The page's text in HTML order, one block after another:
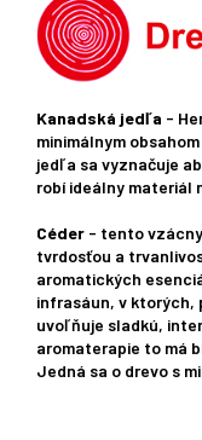
Kanadská jedľa -
minimálnym
jedľa sa vyznačuje
robí ideálny materiál
Céder - tento
tvrdosťou a
aromatických
infrasáun, v ktorých,
uvoľňuje sladkú,
aromaterapie to má
Jedná sa o drevo s